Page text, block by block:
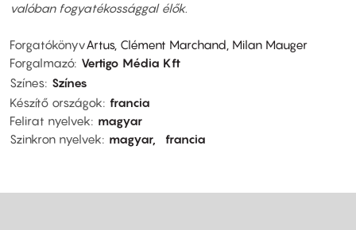
valóban fogyatékossággal élők.
ForgatókönyvArtus, Clément Marchand, Milan Mauger
Forgalmazó Vertigo Média Kft
Színes Színes
Készítő országok francia
Felirat nyelvek
magyar
Szinkron nyelvek
magyar francia